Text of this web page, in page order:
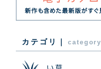
カテゴリ｜ category